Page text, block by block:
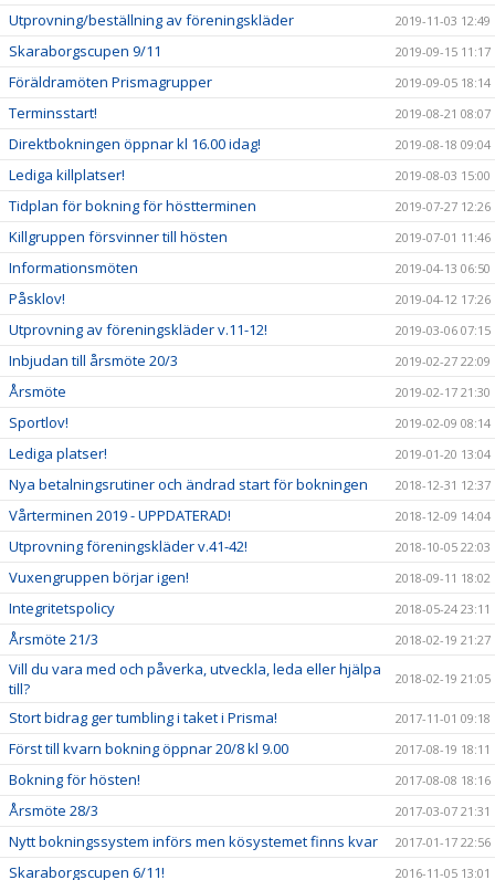
Utprovning/beställning av föreningskläder 2019-11-03 12:49
Skaraborgscupen 9/11 2019-09-15 11:17
Föräldramöten Prismagrupper 2019-09-05 18:14
Terminsstart! 2019-08-21 08:07
Direktbokningen öppnar kl 16.00 idag! 2019-08-18 09:04
Lediga killplatser! 2019-08-03 15:00
Tidplan för bokning för höstterminen 2019-07-27 12:26
Killgruppen försvinner till hösten 2019-07-01 11:46
Informationsmöten 2019-04-13 06:50
Påsklov! 2019-04-12 17:26
Utprovning av föreningskläder v.11-12! 2019-03-06 07:15
Inbjudan till årsmöte 20/3 2019-02-27 22:09
Årsmöte 2019-02-17 21:30
Sportlov! 2019-02-09 08:14
Lediga platser! 2019-01-20 13:04
Nya betalningsrutiner och ändrad start för bokningen 2018-12-31 12:37
Vårterminen 2019 - UPPDATERAD! 2018-12-09 14:04
Utprovning föreningskläder v.41-42! 2018-10-05 22:03
Vuxengruppen börjar igen! 2018-09-11 18:02
Integritetspolicy 2018-05-24 23:11
Årsmöte 21/3 2018-02-19 21:27
Vill du vara med och påverka, utveckla, leda eller hjälpa
till?
2018-02-19 21:05
Stort bidrag ger tumbling i taket i Prisma! 2017-11-01 09:18
Först till kvarn bokning öppnar 20/8 kl 9.00 2017-08-19 18:11
Bokning för hösten! 2017-08-08 18:16
Årsmöte 28/3 2017-03-07 21:31
Nytt bokningssystem införs men kösystemet finns kvar 2017-01-17 22:56
Skaraborgscupen 6/11! 2016-11-05 13:01